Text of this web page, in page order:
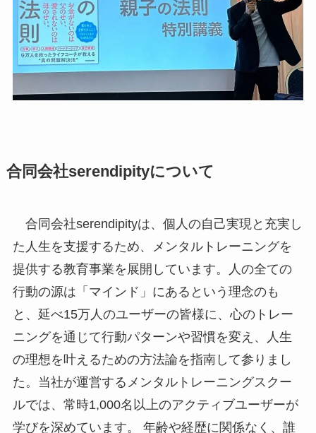
合同会社serendipityについて
合同会社serendipityは、個人の自己実現と充実し
た人生を支援するため、メンタルトレーニングを
提供する教育事業を展開しています。人の全ての
行動の源は「マインド」にあるという理念のも
と、延べ15万人のユーザーの皆様に、心のトレー
ニングを通じて行動パターンや習慣を変え、人生
の理想を叶えるための方法論を指南して参りまし
た。当社が運営するメンタルトレーニングスクー
ルでは、常時1,000名以上のアクティブユーザーが
学びを深めています。 年齢や経歴に関係なく、誰